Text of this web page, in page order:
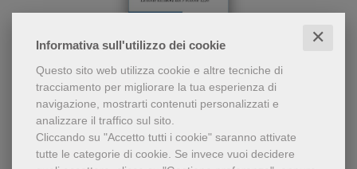
Informativa sull'utilizzo dei cookie ✕
Questo sito web utilizza cookie e altre tecniche di
tracciamento per migliorare la tua esperienza di
navigazione, mostrarti contenuti personalizzati e
analizzare il traffico sul sito.
Cliccando su "Accetto tutti i cookie" saranno attivate
tutte le categorie di cookie. Se invece vuoi decidere
- 5%
Pietro Maranesi, profondo
conoscitore delle fonti
storiche francescane, svela
un Francesco lontano dagli
Pietro Maranesi
La morte di Francesco di Assisi